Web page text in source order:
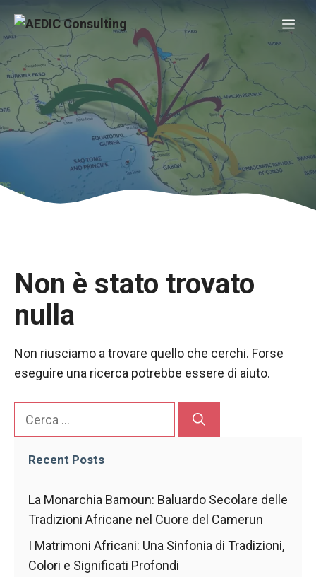
contenuto
Non è stato trovato
nulla
Non riusciamo a trovare quello che cerchi. Forse
eseguire una ricerca potrebbe essere di aiuto.
Recent Posts
La Monarchia Bamoun: Baluardo Secolare delle
Tradizioni Africane nel Cuore del Camerun
I Matrimoni Africani: Una Sinfonia di Tradizioni,
Colori e Significati Profondi
Necessario
Questi cookie
non sono